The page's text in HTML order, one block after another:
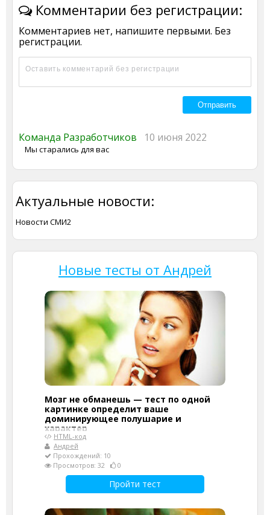
Комментарии без регистрации:
Комментариев нет, напишите первыми. Без
регистрации.
Команда Разработчиков 10 июня 2022
Мы старались для вас
Актуальные новости:
Новости СМИ2
Новые тесты от Андрей
Мозг не обманешь — тест по одной
картинке определит ваше
доминирующее полушарие и
характер
HTML-код
Андрей
Прохождений: 10
Просмотров: 32
0
Пройти тест